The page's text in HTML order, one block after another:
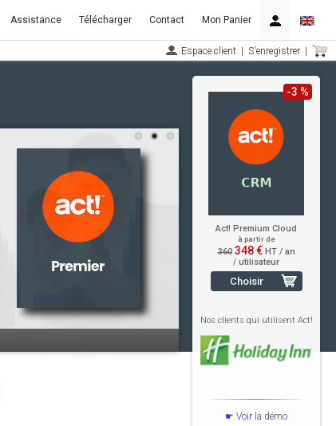
Assistance Télécharger Contact Mon Panier
Espace client S'enregistrer
Act! Premium Cloud
à partir de
360 348 €HT / an
/ utilisateur
-3 %
Choisir
Nos clients qui utilisent Act!
Voir la démo